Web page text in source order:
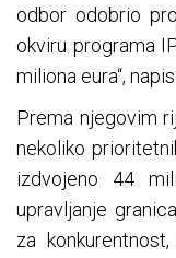
odbor odobrio
okviru programa
miliona eura“,
Prema njegovim
nekoliko
izdvojeno 44
upravljanje
za